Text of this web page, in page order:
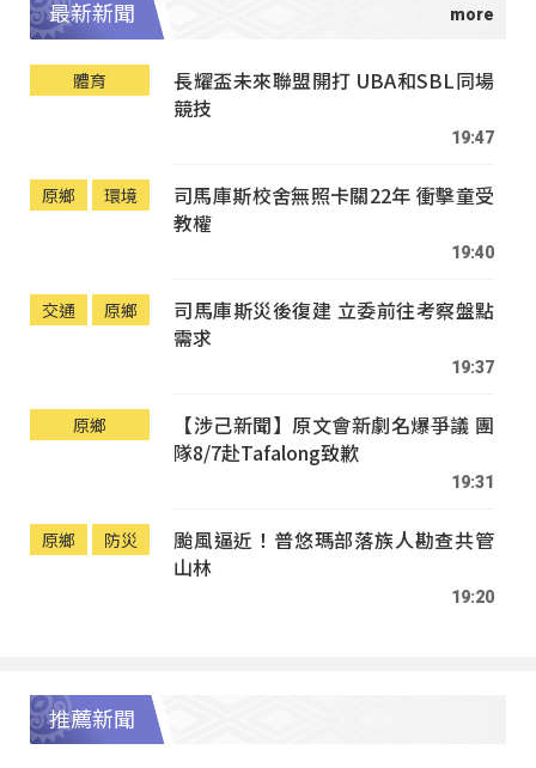
最新新聞
體育
長耀盃未來聯盟開打 UBA和SBL同場
競技
19:47
原鄉 環境
司馬庫斯校舍無照卡關22年 衝擊童受
教權
19:40
交通 原鄉
司馬庫斯災後復建 立委前往考察盤點
需求
19:37
原鄉
【涉己新聞】原文會新劇名爆爭議 團
隊8/7赴Tafalong致歉
19:31
原鄉 防災
颱風逼近！普悠瑪部落族人勘查共管
山林
19:20
推薦新聞